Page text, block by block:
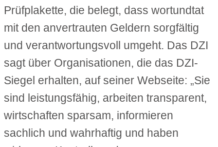
Prüfplakette, die belegt, dass wortundtat
mit den anvertrauten Geldern sorgfältig
und verantwortungsvoll umgeht. Das DZI
sagt über Organisationen, die das DZI-
Siegel erhalten, auf seiner Webseite: „Sie
sind leistungsfähig, arbeiten transparent,
wirtschaften sparsam, informieren
sachlich und wahrhaftig und haben